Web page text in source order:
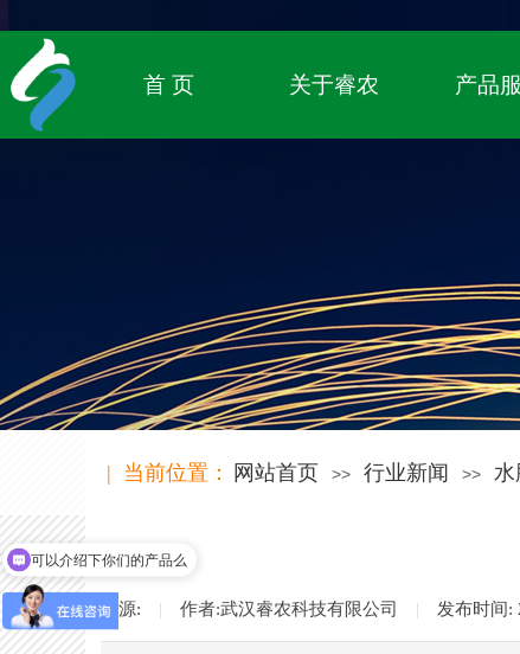
首 页 关于睿农 产品
网站首页 >> 行业新闻 >> 水
| 当前位置：
来源: | 作者:武汉睿农科技有限公司 | 发布时间:
可以介绍下你们的产品么